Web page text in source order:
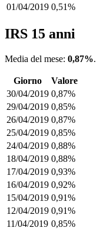
01/04/2019 0,51%
IRS 15 anni
Media del mese: 0,87%.
Giorno
Valore
30/04/2019 0,87%
29/04/2019 0,85%
26/04/2019 0,87%
25/04/2019 0,85%
24/04/2019 0,88%
18/04/2019 0,88%
17/04/2019 0,93%
16/04/2019 0,92%
15/04/2019 0,91%
12/04/2019 0,91%
11/04/2019 0,85%